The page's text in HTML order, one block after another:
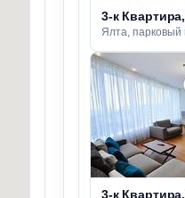
3-к
Ялта, парковый
3-к